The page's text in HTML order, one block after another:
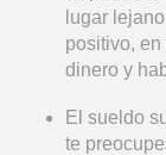
lugar
positivo,
dinero y
El sueldo
te